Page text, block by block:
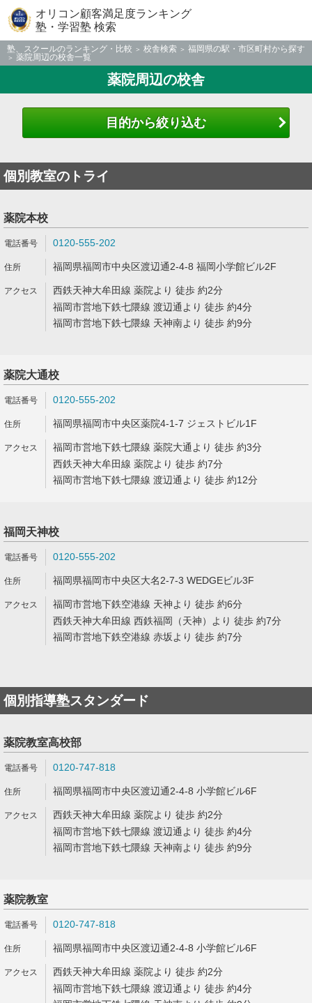
オリコン顧客満足度ランキング
塾・学習塾 検索
塾、スクールのランキング・比較 校舎検索
福岡県の駅・市区町村から探す
薬院周辺の校舎一覧
薬院周辺の校舎
目的から絞り込む
個別教室のトライ
薬院本校
0120-555-202
福岡県福岡市中央区渡辺通2-4-8 福岡小学館ビル2F
西鉄天神大牟田線 薬院より 徒歩 約2分
福岡市営地下鉄七隈線 渡辺通より 徒歩 約4分
福岡市営地下鉄七隈線 天神南より 徒歩 約9分
薬院大通校
0120-555-202
福岡県福岡市中央区薬院4-1-7 ジェストビル1F
福岡市営地下鉄七隈線 薬院大通より 徒歩 約3分
西鉄天神大牟田線 薬院より 徒歩 約7分
福岡市営地下鉄七隈線 渡辺通より 徒歩 約12分
福岡天神校
0120-555-202
福岡県福岡市中央区大名2-7-3 WEDGEビル3F
福岡市営地下鉄空港線 天神より 徒歩 約6分
西鉄天神大牟田線 西鉄福岡（天神）より 徒歩 約7分
福岡市営地下鉄空港線 赤坂より 徒歩 約7分
個別指導塾スタンダード
薬院教室高校部
0120-747-818
福岡県福岡市中央区渡辺通2-4-8 小学館ビル6F
西鉄天神大牟田線 薬院より 徒歩 約2分
福岡市営地下鉄七隈線 渡辺通より 徒歩 約4分
福岡市営地下鉄七隈線 天神南より 徒歩 約9分
薬院教室
0120-747-818
福岡県福岡市中央区渡辺通2-4-8 小学館ビル6F
西鉄天神大牟田線 薬院より 徒歩 約2分
福岡市営地下鉄七隈線 渡辺通より 徒歩 約4分